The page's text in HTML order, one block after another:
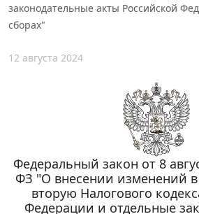
законодательные акты Российской
сборах"
12 августа 2024
Федеральный закон от 8
ФЗ "О внесении изменений
вторую Налогового
Федерации и отдельные